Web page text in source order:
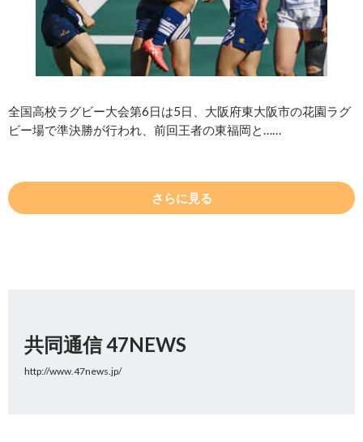
全国高校ラグビー大会第6日は5日、大阪府東大阪市の花園ラグ
ビー場で準決勝が行われ、前回王者の東福岡と……
さらに見る
共同通信 47NEWS
http://www.47news.jp/